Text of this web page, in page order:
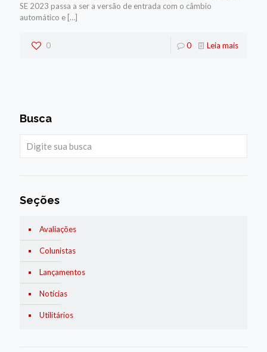
SE 2023 passa a ser a versão de entrada com o câmbio
automático e […]
0 0 Leia mais
Busca
Seções
Avaliações
Colunistas
Lançamentos
Notícias
Utilitários